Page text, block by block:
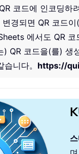
코드에 인코딩하
경되면 QR 코드이
에서도 QR 코
) QR 코드을(를) 생
니다。 https://